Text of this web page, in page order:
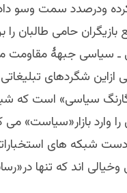
ودرصدد سمت وسو
حامی طالبان
سیاسی جبهۀ مقاومت
شگردهای تبلیغاتی
سیاسی» است که
را وارد بازار«سیاست»
شبکه های
اند که تنها